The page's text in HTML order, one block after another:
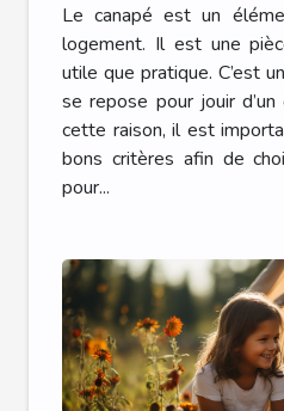
Le canapé est un
logement. Il est une
utile que pratique. C’est
se repose pour jouir
cette raison, il est
bons critères afin de
pour...